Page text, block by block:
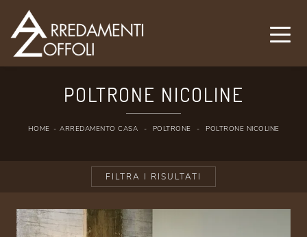
POLTRONE NICOLINE
HOME - ARREDAMENTO CASA - POLTRONE - POLTRONE NICOLINE
FILTRA I RISULTATI